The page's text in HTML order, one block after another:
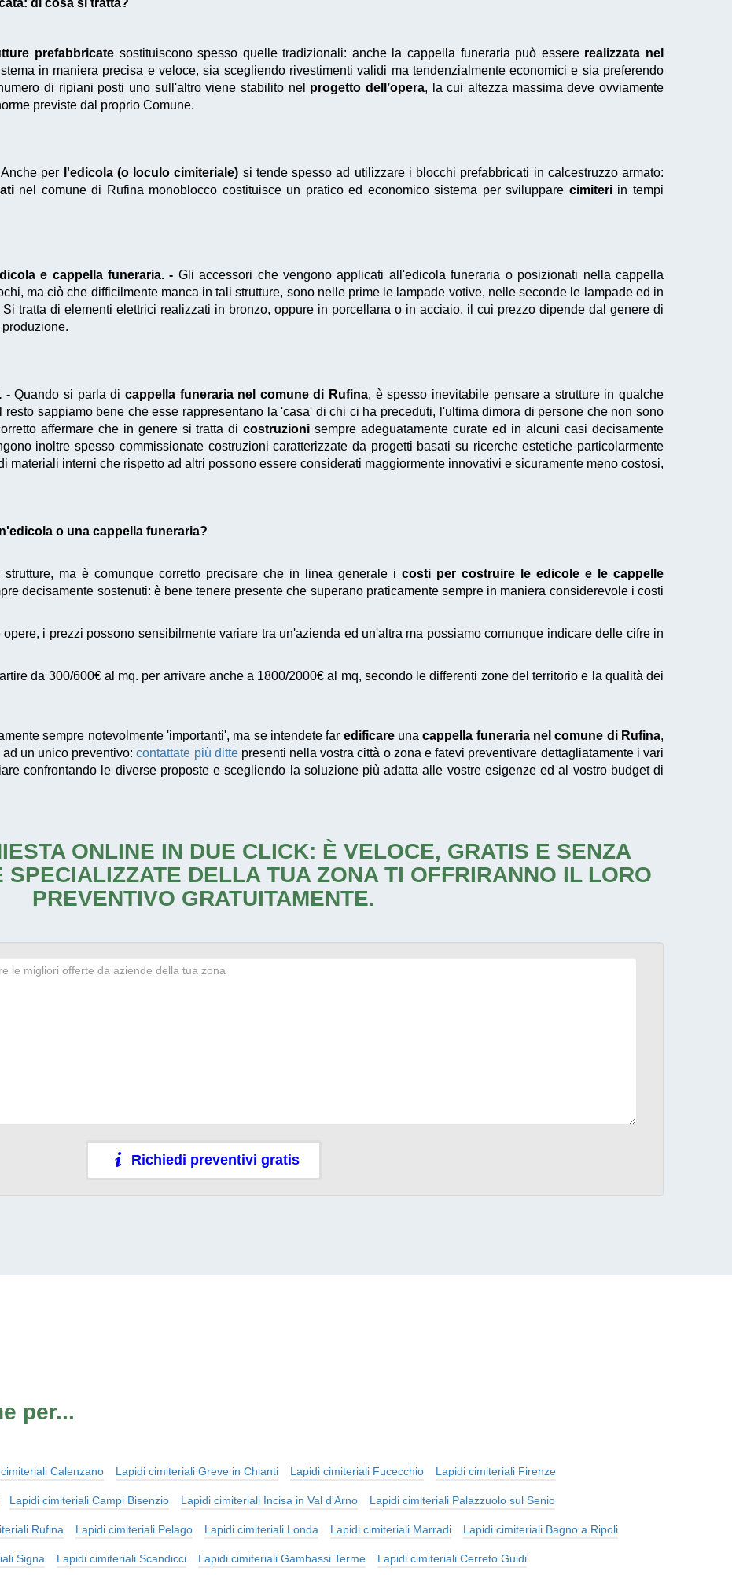
di cosa si tratta?
prefabbricatesostituiscono spesso quelle tradizionali: anche la cappella funeraria può essere realizzata nel
in maniera precisa e veloce, sia scegliendo rivestimenti validi ma tendenzialmente economici e sia preferendo
di ripiani posti uno sull'altro viene stabilito nel progetto dell’opera, la cui altezza massima deve ovviamente
previste dal proprio Comune.
Anche per l'edicola (o loculo cimiteriale) si tende spesso ad utilizzare i blocchi prefabbricati in calcestruzzo armato:
nel comune di Rufina monoblocco costituisce un pratico ed economico sistema per sviluppare cimiteriin tempi
e cappella funeraria. - Gli accessori che vengono applicati all'edicola funeraria o posizionati nella cappella
ma ciò che difficilmente manca in tali strutture, sono nelle prime le lampade votive, nelle seconde le lampade ed in
tratta di elementi elettrici realizzati in bronzo, oppure in porcellana o in acciaio, il cui prezzo dipende dal genere di
-Quando si parla di cappella funeraria nel comune di Rufina, è spesso inevitabile pensare a strutture in qualche
resto sappiamo bene che esse rappresentano la 'casa' di chi ci ha preceduti, l'ultima dimora di persone che non sono
affermare che in genere si tratta dicostruzioni sempre adeguatamente curate ed in alcuni casi decisamente
inoltre spesso commissionate costruzioni caratterizzate da progetti basati su ricerche estetiche particolarmente
materiali interni che rispetto ad altri possono essere considerati maggiormente innovativi e sicuramente meno costosi,
o una cappella funeraria?
ma è comunque corretto precisare che in linea generale i costi per costruire le edicole e le cappelle
decisamente sostenuti: è bene tenere presente che superano praticamente sempre in maniera considerevole i costi
i prezzi possono sensibilmente variare tra un'azienda ed un'altra ma possiamo comunque indicare delle cifre in
da 300/600€ al mq. per arrivare anche a 1800/2000€ al mq, secondo le differenti zone del territorio e la qualità dei
sempre notevolmente 'importanti', ma se intendete far edificareunacappella funeraria nel comune di Rufina,
un unico preventivo:contattate più dittepresenti nella vostra città o zona e fatevi preventivare dettagliatamente i vari
confrontando le diverse proposte e scegliendo la soluzione più adatta alle vostre esigenze ed al vostro budget di
ONLINE IN DUE CLICK: È VELOCE, GRATIS E SENZA
SPECIALIZZATE DELLA TUA ZONA TI OFFRIRANNO IL LORO
PREVENTIVO GRATUITAMENTE.
Richiedi preventivi gratis
per...
Calenzano Lapidi cimiteriali Greve in Chianti Lapidi cimiteriali Fucecchio Lapidi cimiteriali Firenze
Lapidi cimiteriali Campi Bisenzio Lapidi cimiteriali Incisa in Val d'Arno Lapidi cimiteriali Palazzuolo sul Senio
Rufina Lapidi cimiteriali Pelago Lapidi cimiteriali Londa Lapidi cimiteriali Marradi Lapidi cimiteriali Bagno a Ripoli
Signa Lapidi cimiteriali Scandicci Lapidi cimiteriali Gambassi Terme Lapidi cimiteriali Cerreto Guidi